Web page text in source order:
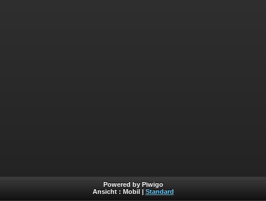
Powered by Piwigo
Ansicht : Mobil Standard